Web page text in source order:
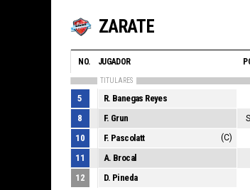
ZARATE
NO. JUGADOR
TITULARES
5 R. Banegas Reyes
8 F. Grun
10 F. Pascolatt (C)
11 A. Brocal
12 D. Pineda